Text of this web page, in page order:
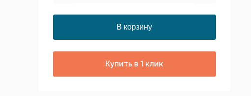
Купить в 1 клик